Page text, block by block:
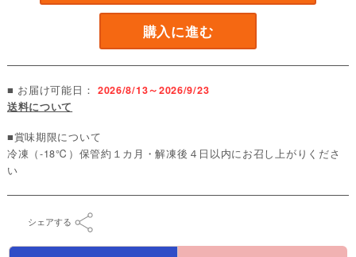
購入に進む
■ お届け可能日： 2026/8/13～2026/9/23
送料について
■賞味期限について
冷凍（-18℃）保管約１カ月・解凍後４日以内にお召し上がりくださ
い
シェアする